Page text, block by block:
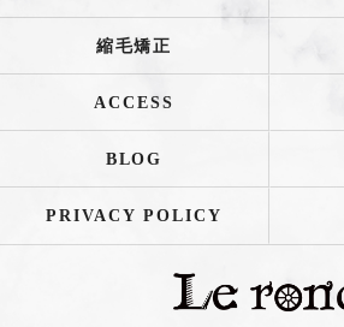
縮毛矯正
ACCESS
BLOG
PRIVACY POLICY